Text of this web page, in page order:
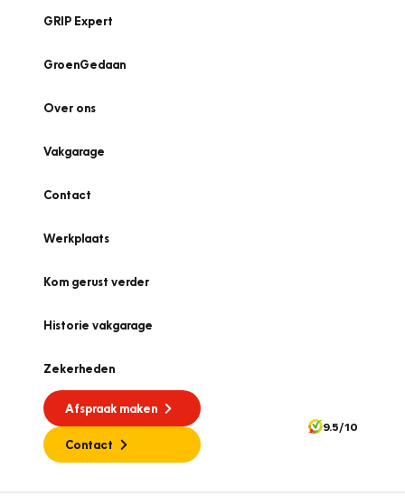
GRIP Expert
GroenGedaan
Over ons
Vakgarage
Contact
Werkplaats
Kom gerust verder
Historie vakgarage
Zekerheden
Afspraak maken
Contact
9.5/10